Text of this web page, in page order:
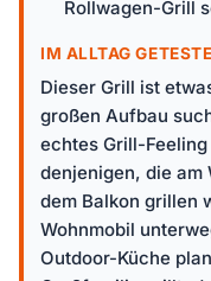
Rollwagen-Grill
IM ALLTAG
Dieser Grill ist
großen Aufbau
echtes Grill-
denjenigen, die am
dem Balkon grillen
Wohnmobil
Outdoor-Küche